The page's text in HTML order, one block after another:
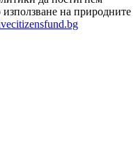
на природните